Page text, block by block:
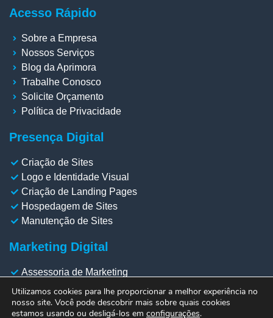
Acesso Rápido
Sobre a Empresa
Nossos Serviços
Blog da Aprimora
Trabalhe Conosco
Solicite Orçamento
Política de Privacidade
Presença Digital
Criação de Sites
Logo e Identidade Visual
Criação de Landing Pages
Hospedagem de Sites
Manutenção de Sites
Marketing Digital
Assessoria de Marketing
Gestão de Redes Sociais
Gestão de Meta Ads
Gestão de Google Ads
Utilizamos cookies para lhe proporcionar a melhor experiência no
nosso site. Você pode descobrir mais sobre quais cookies
estamos usando ou desligá-los em configurações.